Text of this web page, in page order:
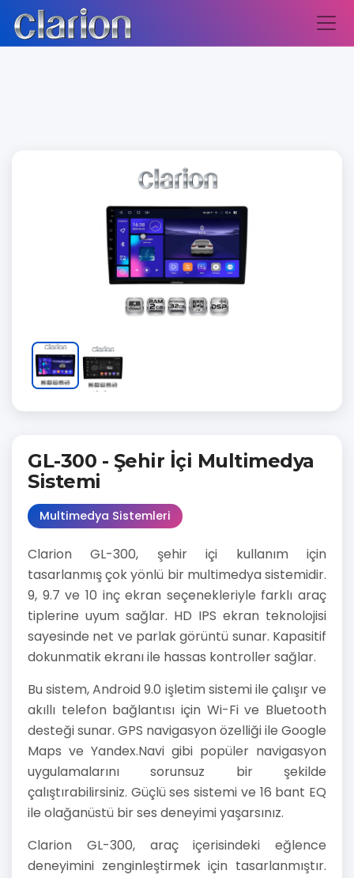
GL-300 - Şehir İçi Multimedya
Sistemi
Multimedya Sistemleri
Clarion GL-300, şehir içi kullanım için
tasarlanmış çok yönlü bir multimedya sistemidir.
9, 9.7 ve 10 inç ekran seçenekleriyle farklı araç
tiplerine uyum sağlar. HD IPS ekran teknolojisi
sayesinde net ve parlak görüntü sunar. Kapasitif
dokunmatik ekranı ile hassas kontroller sağlar.
Bu sistem, Android 9.0 işletim sistemi ile çalışır ve
akıllı telefon bağlantısı için Wi-Fi ve Bluetooth
desteği sunar. GPS navigasyon özelliği ile Google
Maps ve Yandex.Navi gibi popüler navigasyon
uygulamalarını sorunsuz bir şekilde
çalıştırabilirsiniz. Güçlü ses sistemi ve 16 bant EQ
ile olağanüstü bir ses deneyimi yaşarsınız.
Clarion GL-300, araç içerisindeki eğlence
deneyimini zenginleştirmek için tasarlanmıştır.